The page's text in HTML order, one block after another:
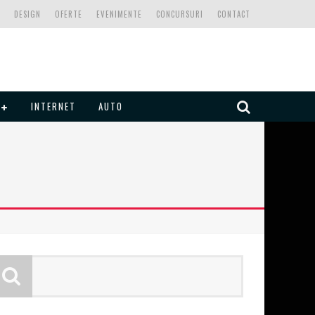
CONTACT
CONCURSURI
EVENIMENTE
OFERTE
DESIGN
INTERNET AUTO